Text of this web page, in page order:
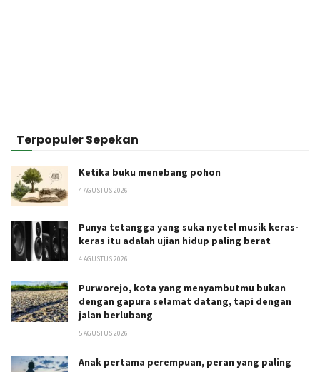
Terpopuler Sepekan
Ketika buku menebang pohon
4 AGUSTUS 2026
Punya tetangga yang suka nyetel musik keras-
keras itu adalah ujian hidup paling berat
4 AGUSTUS 2026
Purworejo, kota yang menyambutmu bukan
dengan gapura selamat datang, tapi dengan
jalan berlubang
5 AGUSTUS 2026
Anak pertama perempuan, peran yang paling